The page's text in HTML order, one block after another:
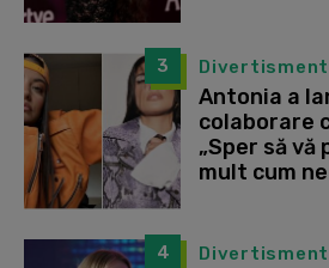
3 Divertisment
Antonia a
colaborare
„Sper să vă
mult cum
4 Divertisment